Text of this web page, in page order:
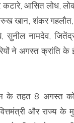
आसित लोध,
खान, शंकर गहलौत,
नामदेव, जितेंद्र
ने अगस्त क्रांति
के तहत 8 अगस्त
और राज्य